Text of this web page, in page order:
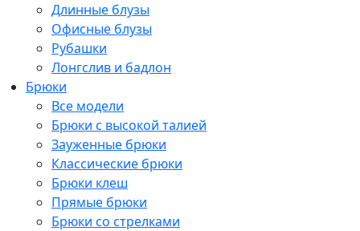
Длинные блузы
Офисные блузы
Рубашки
Лонгслив и бадлон
Брюки
Все модели
Брюки с высокой талией
Зауженные брюки
Классические брюки
Брюки клеш
Прямые брюки
Брюки со стрелками